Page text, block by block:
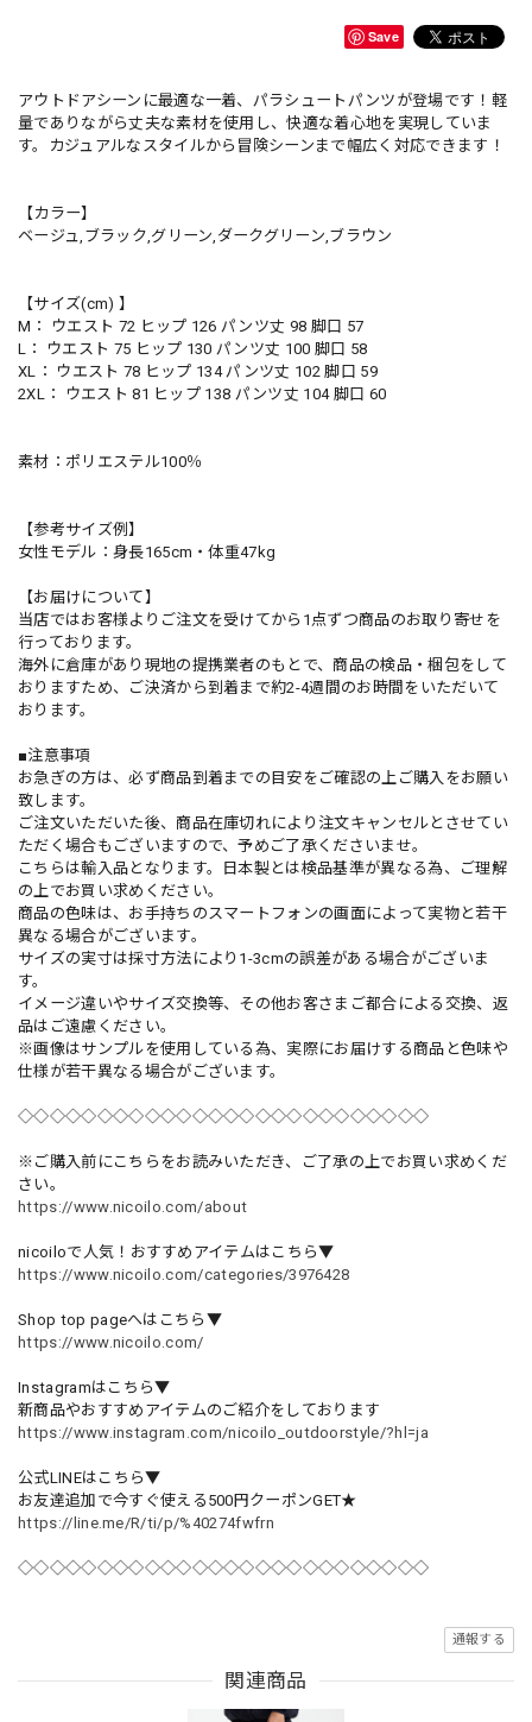
Save
アウトドアシーンに最適な一着、パラシュートパンツが登場です！軽
量でありながら丈夫な素材を使用し、快適な着心地を実現していま
す。カジュアルなスタイルから冒険シーンまで幅広く対応できます！
【カラー】
ベージュ,ブラック,グリーン,ダークグリーン,ブラウン
【サイズ(cm) 】
M： ウエスト 72 ヒップ 126 パンツ丈 98 脚口 57
L： ウエスト 75 ヒップ 130 パンツ丈 100 脚口 58
XL： ウエスト 78 ヒップ 134 パンツ丈 102 脚口 59
2XL： ウエスト 81 ヒップ 138 パンツ丈 104 脚口 60
素材：ポリエステル100％
【参考サイズ例】
女性モデル：身長165cm・体重47kg
【お届けについて】
当店ではお客様よりご注文を受けてから1点ずつ商品のお取り寄せを
行っております。
海外に倉庫があり現地の提携業者のもとで、商品の検品・梱包をして
おりますため、ご決済から到着まで約2-4週間のお時間をいただいて
おります。
■注意事項
お急ぎの方は、必ず商品到着までの目安をご確認の上ご購入をお願い
致します。
ご注文いただいた後、商品在庫切れにより注文キャンセルとさせてい
ただく場合もございますので、予めご了承くださいませ。
こちらは輸入品となります。日本製とは検品基準が異なる為、ご理解
の上でお買い求めください。
商品の色味は、お手持ちのスマートフォンの画面によって実物と若干
異なる場合がございます。
サイズの実寸は採寸方法により1-3cmの誤差がある場合がございま
す。
イメージ違いやサイズ交換等、その他お客さまご都合による交換、返
品はご遠慮ください。
※画像はサンプルを使用している為、実際にお届けする商品と色味や
仕様が若干異なる場合がございます。
◇◇◇◇◇◇◇◇◇◇◇◇◇◇◇◇◇◇◇◇◇◇◇◇◇◇
※ご購入前にこちらをお読みいただき、ご了承の上でお買い求めくだ
さい。
https://www.nicoilo.com/about
nicoiloで人気！おすすめアイテムはこちら▼
https://www.nicoilo.com/categories/3976428
Shop top pageへはこちら▼
https://www.nicoilo.com/
Instagramはこちら▼
新商品やおすすめアイテムのご紹介をしております
https://www.instagram.com/nicoilo_outdoorstyle/?hl=ja
公式LINEはこちら▼
お友達追加で今すぐ使える500円クーポンGET★
https://line.me/R/ti/p/%40274fwfrn
◇◇◇◇◇◇◇◇◇◇◇◇◇◇◇◇◇◇◇◇◇◇◇◇◇◇
通報する
関連商品